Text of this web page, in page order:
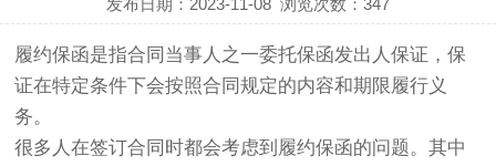
履约保函是指合同当事人之一委托保函发出人保证，保
证在特定条件下会按照合同规定的内容和期限履行义
务。
很多人在签订合同时都会考虑到履约保函的问题。其中